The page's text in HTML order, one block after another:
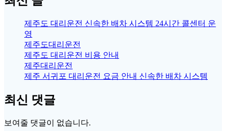
제주도 대리운전 신속한 배차 시스템 24시간 콜센터 운
영
제주도대리운전
제주도 대리운전 비용 안내
제주대리운전
제주 서귀포 대리운전 요금 안내 신속한 배차 시스템
최신 댓글
보여줄 댓글이 없습니다.